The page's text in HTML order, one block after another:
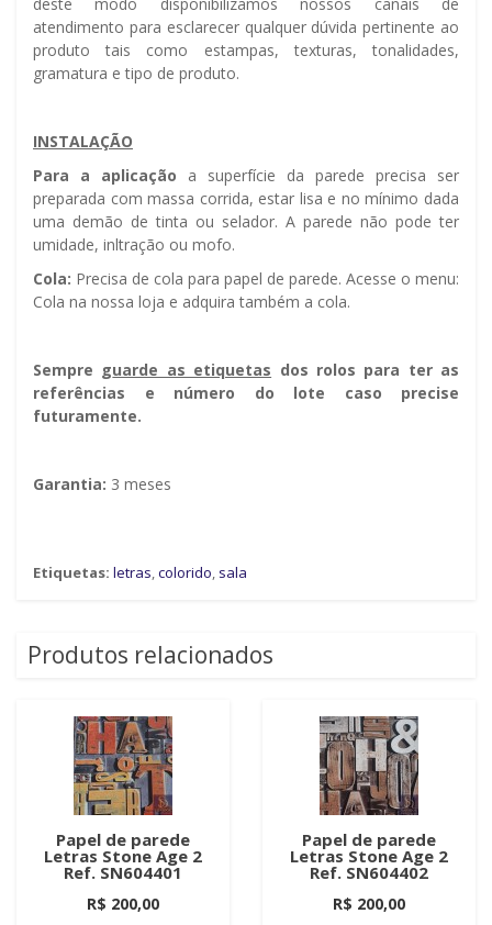
atendimento para esclarecer qualquer dúvida pertinente ao
produto tais como estampas, texturas, tonalidades,
gramatura e tipo de produto.
INSTALAÇÃO
Para a aplicação a superfície da parede precisa ser
preparada com massa corrida, estar lisa e no mínimo dada
uma demão de tinta ou selador. A parede não pode ter
umidade, infiltração ou mofo.
Cola: Precisa de cola para papel de parede. Acesse o menu:
Cola na nossa loja e adquira também a cola.
Sempre guarde as etiquetas dos rolos para ter as
referências e número do lote caso precise
futuramente.
Garantia: 3 meses
Etiquetas: letras,colorido, sala
Produtos relacionados
Papel de parede
Letras Stone Age 2
Ref. SN604401
R$ 200,00
Papel de parede
Letras Stone Age 2
Ref. SN604402
R$ 200,00